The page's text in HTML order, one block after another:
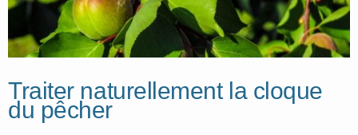
Traiter naturellement la cloque
du pêcher